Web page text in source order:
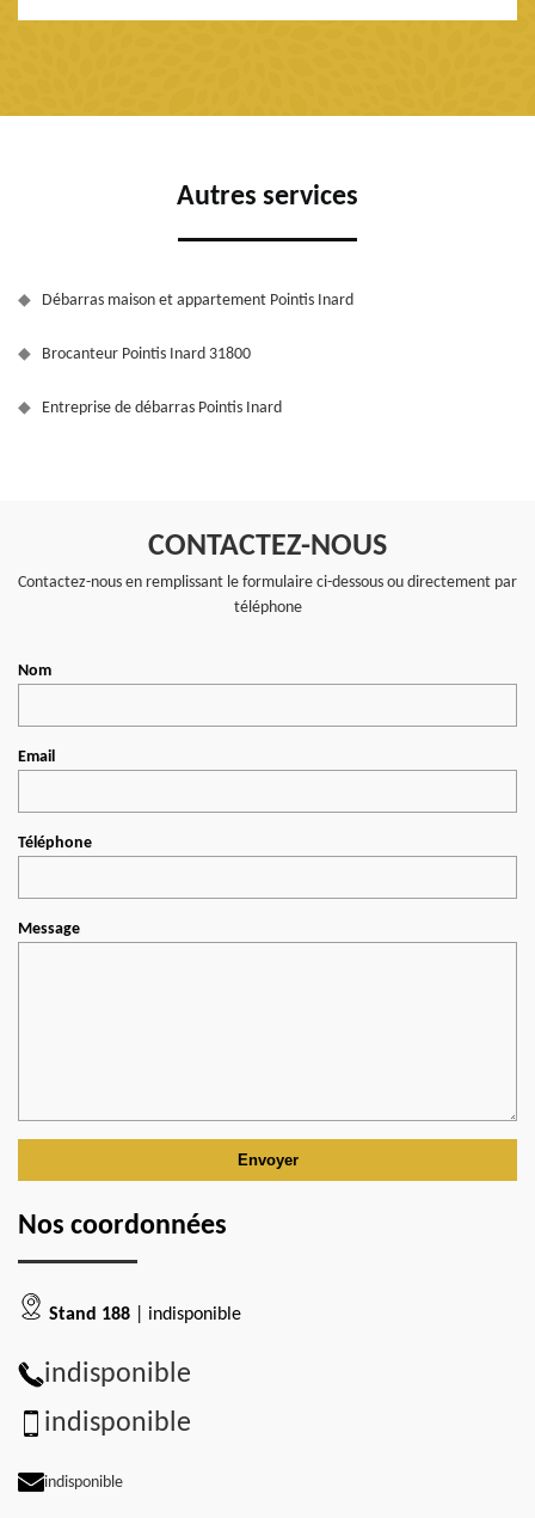
Autres services
Débarras maison et appartement Pointis Inard
Brocanteur Pointis Inard 31800
Entreprise de débarras Pointis Inard
CONTACTEZ-NOUS
Contactez-nous en remplissant le formulaire ci-dessous ou directement par
téléphone
Nom
Email
Téléphone
Message
Nos coordonnées
Stand 188 | indisponible
indisponible
indisponible
indisponible